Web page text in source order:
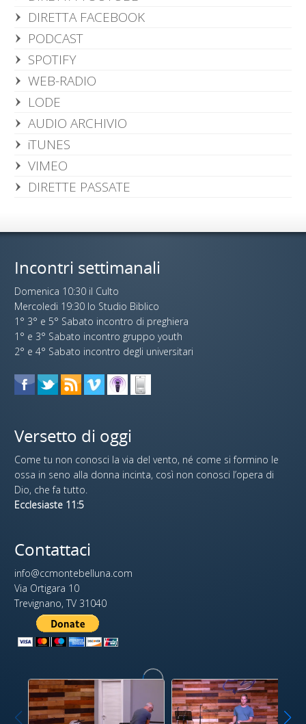
DIRETTA FACEBOOK
PODCAST
SPOTIFY
WEB-RADIO
LODE
AUDIO ARCHIVIO
iTUNES
VIMEO
DIRETTE PASSATE
Incontri settimanali
Domenica 10:30 il Culto
Mercoledi 19:30 lo Studio Biblico
1° 3° e 5° Sabato incontro di preghiera
1° e 3° Sabato incontro gruppo youth
2° e 4° Sabato incontro degli universitari
Versetto di oggi
Come tu non conosci la via del vento, né come si formino le
ossa in seno alla donna incinta, così non conosci l’opera di
Dio, che fa tutto.
Ecclesiaste 11:5
Contattaci
info@ccmontebelluna.com
Via Ortigara 10
Trevignano, TV 31040